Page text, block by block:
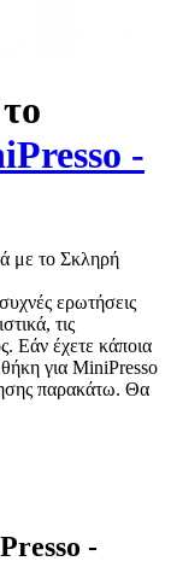
-
με το Σκληρή
ερωτήσεις
τις
Εάν έχετε κάποια
για MiniPresso
παρακάτω. Θα
-